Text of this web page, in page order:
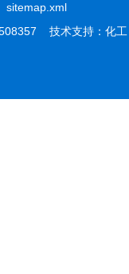
sitemap.xml
技术支持： 化工